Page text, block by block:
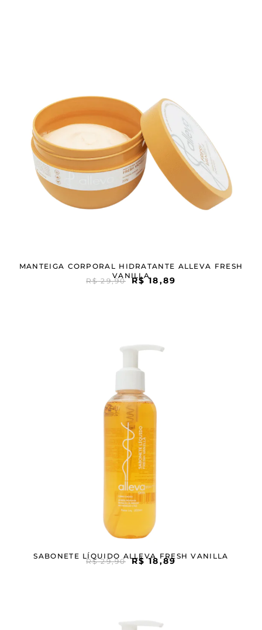
MANTEIGA CORPORAL HIDRATANTE ALLEVA FRESH
VANILLA
R$29,90 R$18,89
SABONETE LÍQUIDO ALLEVA FRESH VANILLA
R$29,90 R$ 18,89